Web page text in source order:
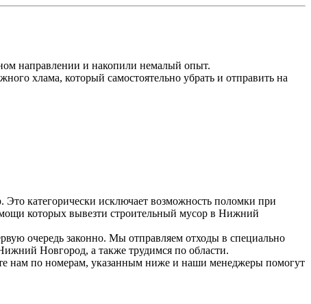
направлении и накопили немалый опыт.
хлама, который самостоятельно убрать и отправить на
категорически исключает возможность поломки при
которых вывезти строительный мусор в Нижний
очередь законно. Мы отправляем отходы в специально
Новгород, а также трудимся по области.
нам по номерам, указанным ниже и наши менеджеры помогут